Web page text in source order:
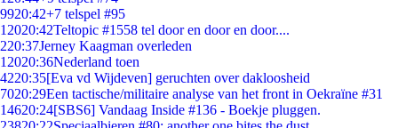
9920:42+7 telspel #95
12020:42Teltopic #1558 tel door en door en door....
220:37Jerney Kaagman overleden
12020:36Nederland toen
4220:35[Eva vd Wijdeven] geruchten over dakloosheid
7020:29Een tactische/militaire analyse van het front in Oekraïne #31
14620:24[SBS6] Vandaag Inside #136 - Boekje pluggen.